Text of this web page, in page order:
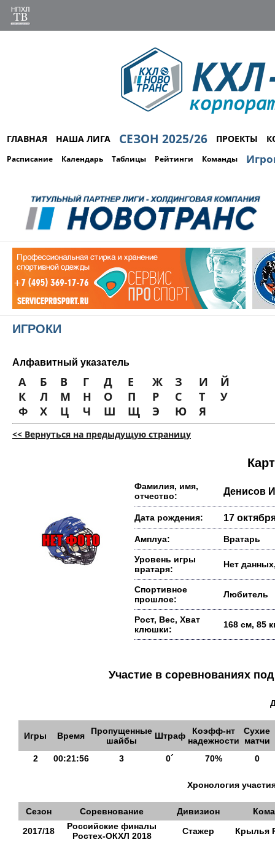
ГЛАВНАЯ НАША ЛИГА СЕЗОН 2025/26 ПРОЕКТЫ
Расписание Календарь Таблицы Рейтинги Команды
ИГРОКИ
Алфавитный указатель
А Б В Г Д Е Ж З И
Й
К
Л М Н О П Р С Т
У
Ф
Х Ц Ч Ш Щ Э Ю Я
<< Вернуться на предыдущую страницу
Фамилия, имя,
отчество:
Денисов
Дата рождения: 17
Амплуа: Вратарь
Уровень игры
вратаря:
Нет
Спортивное
прошлое:
Любитель
Рост, Вес, Хват
клюшки:
168 см, 85
Участие в соревнованиях
Игры Время
Пропущенные
шайбы
Штраф
Коэфф-нт
надежности
Сухие
матчи
2
00:21:56 3 0´ 70% 0
Хронология
Сезон Соревнование Дивизион
2017/18
Российские финалы
Ростех-ОКХЛ 2018
Стажер Крылья